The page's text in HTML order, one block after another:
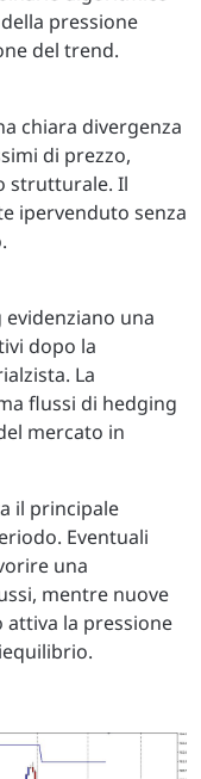
pressione
del trend.
chiara divergenza
di prezzo,
strutturale. Il
ipervenduto senza
una
dopo la
La
flussi di hedging
mercato in
il principale
Eventuali
una
mentre nuove
la pressione